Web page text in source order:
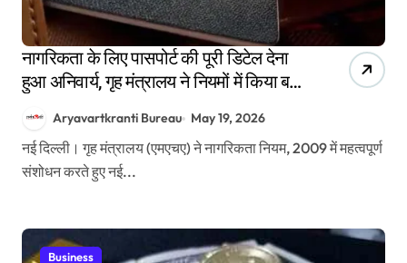
नागरिकता के लिए पासपोर्ट की पूरी डिटेल देना
हुआ अनिवार्य, गृह मंत्रालय ने नियमों में किया बड़ा
Aryavartkranti Bureau May 19, 2026
नई दिल्ली। गृह मंत्रालय (एमएचए) ने नागरिकता नियम, 2009 में महत्वपूर्ण
संशोधन करते हुए नई...
Business